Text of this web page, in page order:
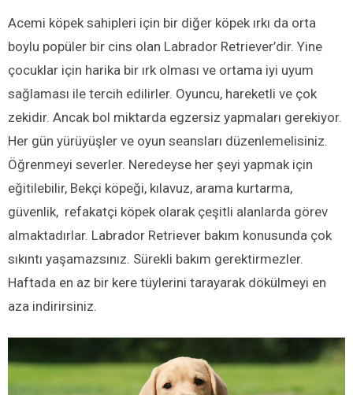
Acemi köpek sahipleri için bir diğer köpek ırkı da orta
boylu popüler bir cins olan Labrador Retriever’dir. Yine
çocuklar için harika bir ırk olması ve ortama iyi uyum
sağlaması ile tercih edilirler. Oyuncu, hareketli ve çok
zekidir. Ancak bol miktarda egzersiz yapmaları gerekiyor.
Her gün yürüyüşler ve oyun seansları düzenlemelisiniz.
Öğrenmeyi severler. Neredeyse her şeyi yapmak için
eğitilebilir, Bekçi köpeği, kılavuz, arama kurtarma,
güvenlik, refakatçi köpek olarak çeşitli alanlarda görev
almaktadırlar. Labrador Retriever bakım konusunda çok
sıkıntı yaşamazsınız. Sürekli bakım gerektirmezler.
Haftada en az bir kere tüylerini tarayarak dökülmeyi en
aza indirirsiniz.